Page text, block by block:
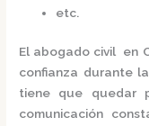
etc.
El abogado civil en
confianza durante
tiene que quedar
comunicación